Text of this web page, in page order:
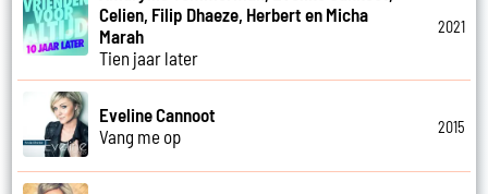
Celien, Filip Dhaeze, Herbert en Micha
Marah
Tien jaar later
2021
Eveline Cannoot
Vang me op
2015